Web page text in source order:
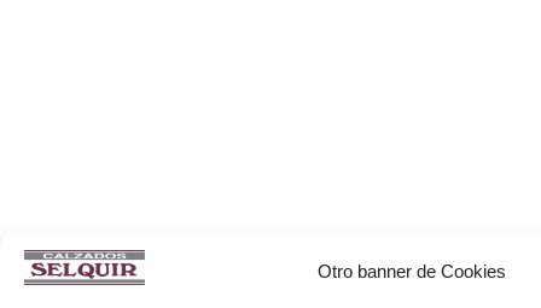
Otro banner de Cookies